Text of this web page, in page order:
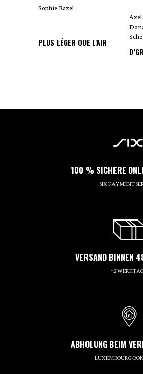
Sophie Razel
PLUS LÉGER QUE L'AIR
100 % SICHERE
SIX PAYMENT
VERSAND BINNEN
*2
ABHOLUNG BEIM
LUXEMBOURG-